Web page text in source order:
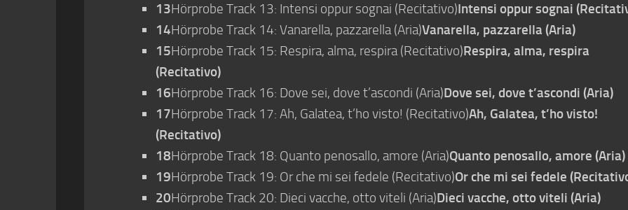
13Hörprobe Track 13: Intensi oppur sognai (Recitativo)Intensi oppur sognai
14Hörprobe Track 14: Vanarella, pazzarella (Aria)Vanarella, pazzarella (Aria)
15Hörprobe Track 15: Respira, alma, respira (Recitativo)Respira, alma, respira
(Recitativo)
16Hörprobe Track 16: Dove sei, dove t’ascondi (Aria)Dove sei, dove t’ascondi (Aria)
17Hörprobe Track 17: Ah, Galatea, t’ho visto! (Recitativo)Ah, Galatea, t’ho visto!
(Recitativo)
18Hörprobe Track 18: Quanto penosallo, amore (Aria)Quanto penosallo, amore (Aria)
19Hörprobe Track 19: Or che mi sei fedele (Recitativo)Or che mi sei fedele
20Hörprobe Track 20: Dieci vacche, otto viteli (Aria)Dieci vacche, otto viteli (Aria)